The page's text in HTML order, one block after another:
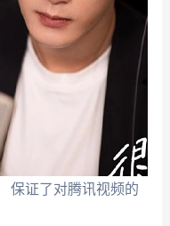
保证了对腾讯视频的